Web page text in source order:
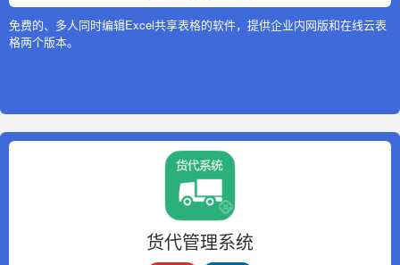
免费的、多人同时编辑Excel共享表格的软件，提供企业内网版和在线云表
格两个版本。
货代管理系统